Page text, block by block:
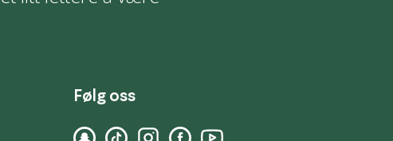
Følg oss